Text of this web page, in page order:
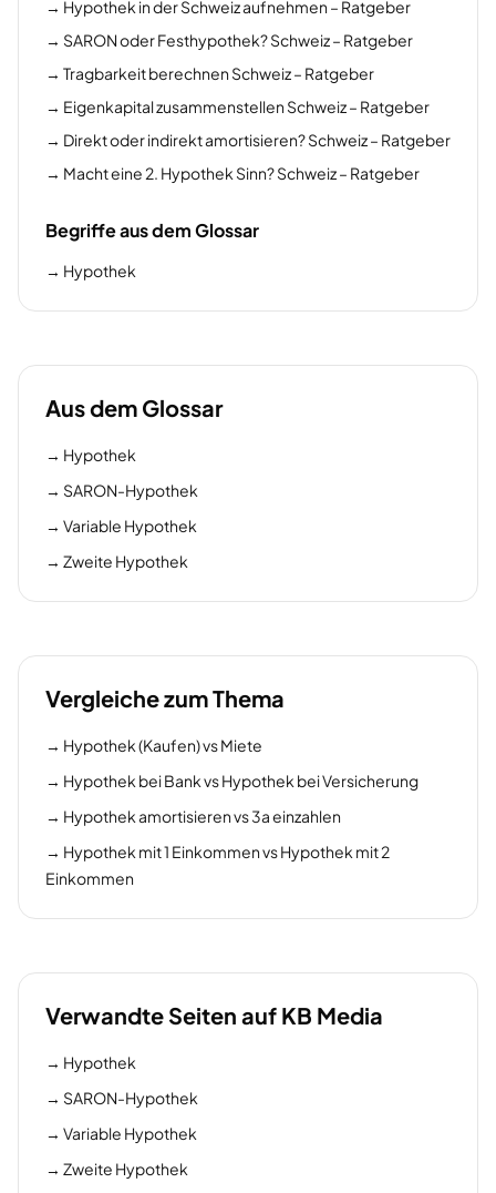
→ Hypothek in der Schweiz aufnehmen – Ratgeber
→ SARON oder Festhypothek? Schweiz – Ratgeber
→ Tragbarkeit berechnen Schweiz – Ratgeber
→ Eigenkapital zusammenstellen Schweiz – Ratgeber
→ Direkt oder indirekt amortisieren? Schweiz – Ratgeber
→ Macht eine 2. Hypothek Sinn? Schweiz – Ratgeber
Begriffe aus dem Glossar
→ Hypothek
Aus dem Glossar
→ Hypothek
→ SARON-Hypothek
→ Variable Hypothek
→ Zweite Hypothek
Vergleiche zum Thema
→ Hypothek (Kaufen) vs Miete
→ Hypothek bei Bank vs Hypothek bei Versicherung
→ Hypothek amortisieren vs 3a einzahlen
→ Hypothek mit 1 Einkommen vs Hypothek mit 2
Einkommen
Verwandte Seiten auf KB Media
→ Hypothek
→ SARON-Hypothek
→ Variable Hypothek
→ Zweite Hypothek